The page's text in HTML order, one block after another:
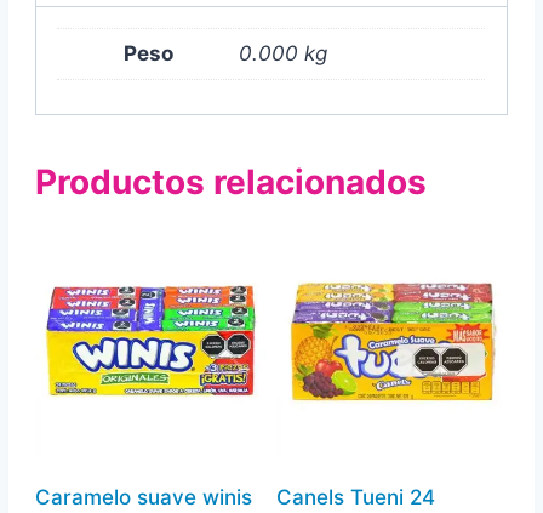
Peso 0.000 kg
Productos relacionados
Caramelo suave winis
Canels Tueni 24